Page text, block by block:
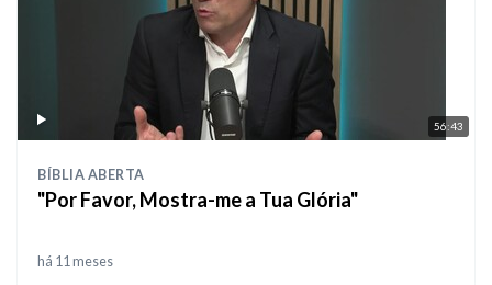
56:43
BÍBLIA ABERTA
"Por Favor, Mostra-me a Tua Glória"
há 11 meses